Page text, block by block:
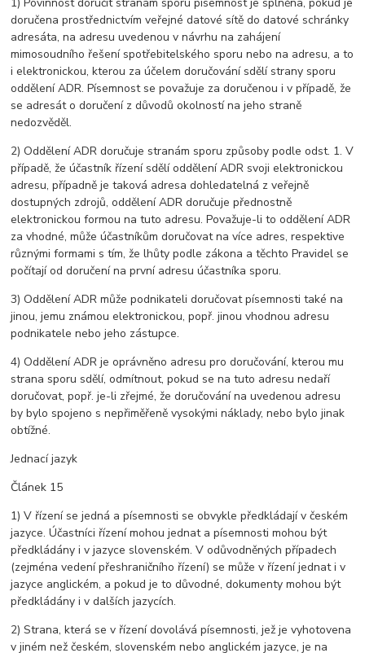
doručena prostřednictvím veřejné datové sítě do datové schránky
adresáta, na adresu uvedenou v návrhu na zahájení
mimosoudního řešení spotřebitelského sporu nebo na adresu, a to
i elektronickou, kterou za účelem doručování sdělí strany sporu
oddělení ADR. Písemnost se považuje za doručenou i v případě, že
se adresát o doručení z důvodů okolností na jeho straně
nedozvěděl.
2) Oddělení ADR doručuje stranám sporu způsoby podle odst. 1. V
případě, že účastník řízení sdělí oddělení ADR svoji elektronickou
adresu, případně je taková adresa dohledatelná z veřejně
dostupných zdrojů, oddělení ADR doručuje přednostně
elektronickou formou na tuto adresu. Považuje-li to oddělení ADR
za vhodné, může účastníkům doručovat na více adres, respektive
různými formami s tím, že lhůty podle zákona a těchto Pravidel se
počítají od doručení na první adresu účastníka sporu.
3) Oddělení ADR může podnikateli doručovat písemnosti také na
jinou, jemu známou elektronickou, popř. jinou vhodnou adresu
podnikatele nebo jeho zástupce.
4) Oddělení ADR je oprávněno adresu pro doručování, kterou mu
strana sporu sdělí, odmítnout, pokud se na tuto adresu nedaří
doručovat, popř. je-li zřejmé, že doručování na uvedenou adresu
by bylo spojeno s nepřiměřeně vysokými náklady, nebo bylo jinak
obtížné.
Jednací jazyk
Článek 15
1) V řízení se jedná a písemnosti se obvykle předkládají v českém
jazyce. Účastníci řízení mohou jednat a písemnosti mohou být
předkládány i v jazyce slovenském. V odůvodněných případech
(zejména vedení přeshraničního řízení) se může v řízení jednat i v
jazyce anglickém, a pokud je to důvodné, dokumenty mohou být
předkládány i v dalších jazycích.
2) Strana, která se v řízení dovolává písemnosti, jež je vyhotovena
v jiném než českém, slovenském nebo anglickém jazyce, je na